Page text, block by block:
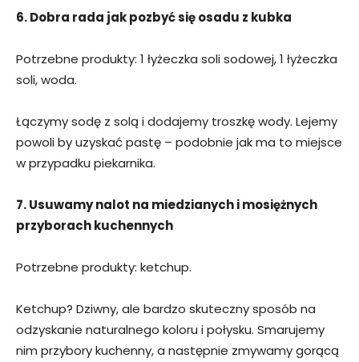
6. Dobra rada jak pozbyć się osadu z kubka
Potrzebne produkty: 1 łyżeczka soli sodowej, 1 łyżeczka
soli, woda.
Łączymy sodę z solą i dodajemy troszkę wody. Lejemy
powoli by uzyskać pastę – podobnie jak ma to miejsce
w przypadku piekarnika.
7. Usuwamy nalot na miedzianych i mosiężnych
przyborach kuchennych
Potrzebne produkty: ketchup.
Ketchup? Dziwny, ale bardzo skuteczny sposób na
odzyskanie naturalnego koloru i połysku. Smarujemy
nim przybory kuchenny, a następnie zmywamy gorącą